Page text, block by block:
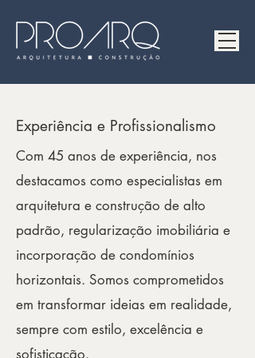
Experiência e Profissionalismo
Com 45 anos de experiência, nos
destacamos como especialistas em
arquitetura e construção de alto
padrão, regularização imobiliária e
incorporação de condomínios
horizontais. Somos comprometidos
em transformar ideias em realidade,
sempre com estilo, excelência e
sofisticação.